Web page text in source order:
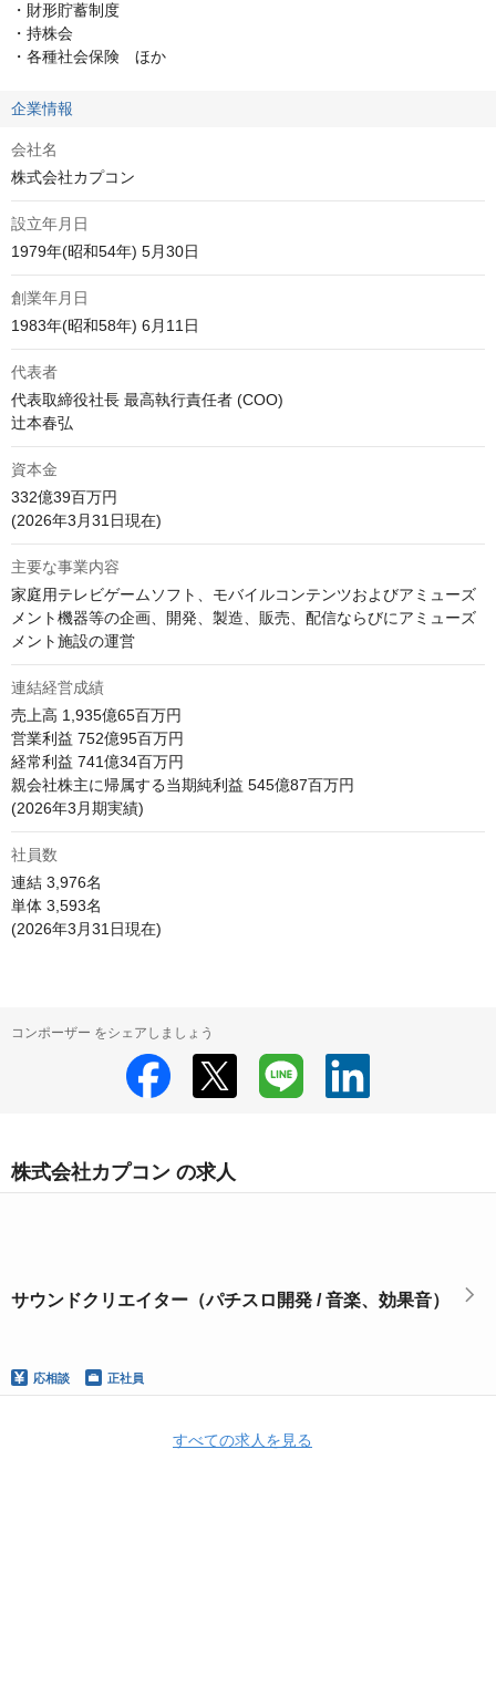
・財形貯蓄制度
・持株会
・各種社会保険　ほか
企業情報
会社名
株式会社カプコン
設立年月日
1979年(昭和54年) 5月30日
創業年月日
1983年(昭和58年) 6月11日
代表者
代表取締役社長 最高執行責任者 (COO)
辻本春弘
資本金
332億39百万円
(2026年3月31日現在)
主要な事業内容
家庭用テレビゲームソフト、モバイルコンテンツおよびアミューズ
メント機器等の企画、開発、製造、販売、配信ならびにアミューズ
メント施設の運営
連結経営成績
売上高 1,935億65百万円
営業利益 752億95百万円
経常利益 741億34百万円
親会社株主に帰属する当期純利益 545億87百万円
(2026年3月期実績)
社員数
連結 3,976名
単体 3,593名
(2026年3月31日現在)
コンポーザー をシェアしましょう
株式会社カプコン の求人
サウンドクリエイター（パチスロ開発 / 音楽、効果音）
応相談 正社員
すべての求人を見る